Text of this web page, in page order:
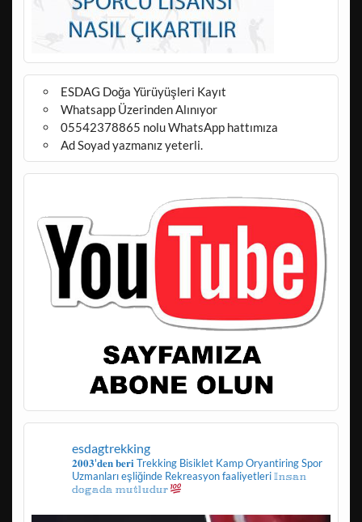
ESDAG Doğa Yürüyüşleri Kayıt
Whatsapp Üzerinden Alınıyor
05542378865 nolu WhatsApp hattımıza
Ad Soyad yazmanız yeterli.
esdagtrekking
𝟐𝟎𝟎𝟑'𝐝𝐞𝐧 𝐛𝐞𝐫𝐢 TrekkingBisikletKampOryantiringSpor
Uzmanları eşliğinde Rekreasyon faaliyetleri𝕀𝕟𝕤𝕒𝕟
𝕕𝕠𝕘𝕒𝕕𝕒 𝕞𝕦𝕥𝕝𝕦𝕕𝕦𝕣